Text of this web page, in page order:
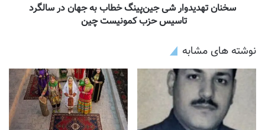
سخنان تهدیدوار شی جین‌پینگ خطاب به جهان در سالگرد
تاسیس حزب کمونیست چین
نوشته های مشابه